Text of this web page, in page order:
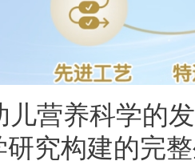
儿营养科学的
究构建的完